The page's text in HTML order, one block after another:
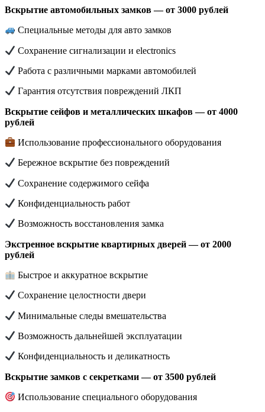
Вскрытие автомобильных замков — от 3000 рублей
Специальные методы для авто замков
Сохранение сигнализации и electronics
Работа с различными марками автомобилей
Гарантия отсутствия повреждений ЛКП
Вскрытие сейфов и металлических шкафов — от 4000
рублей
Использование профессионального оборудования
Бережное вскрытие без повреждений
Сохранение содержимого сейфа
Конфиденциальность работ
Возможность восстановления замка
Экстренное вскрытие квартирных дверей — от 2000
рублей
Быстрое и аккуратное вскрытие
Сохранение целостности двери
Минимальные следы вмешательства
Возможность дальнейшей эксплуатации
Конфиденциальность и деликатность
Вскрытие замков с секретками — от 3500 рублей
Использование специального оборудования